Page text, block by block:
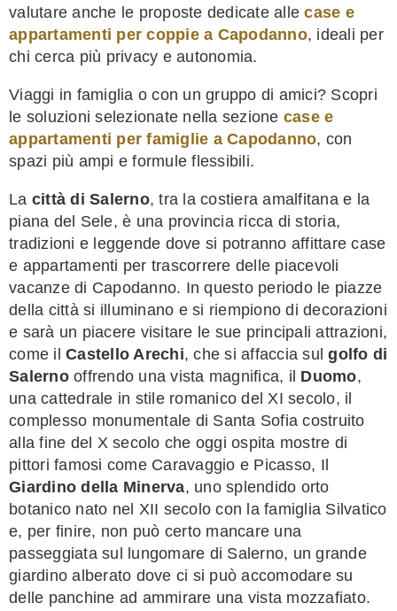
valutare anche le proposte dedicate allecase e
appartamenti per coppie a Capodanno, ideali per
chi cerca più privacy e autonomia.
Viaggi in famiglia o con un gruppo di amici? Scopri
le soluzioni selezionate nella sezione case e
appartamenti per famiglie a Capodanno, con
spazi più ampi e formule flessibili.
La città di Salerno, tra la costiera amalfitana e la
piana del Sele, è una provincia ricca di storia,
tradizioni e leggende dove si potranno affittare case
e appartamenti per trascorrere delle piacevoli
vacanze di Capodanno. In questo periodo le piazze
della città si illuminano e si riempiono di decorazioni
e sarà un piacere visitare le sue principali attrazioni,
come il Castello Arechi, che si affaccia sulgolfo di
Salernooffrendo una vista magnifica, il Duomo,
una cattedrale in stile romanico del XI secolo, il
complesso monumentale di Santa Sofia costruito
alla fine del X secolo che oggi ospita mostre di
pittori famosi come Caravaggio e Picasso, Il
Giardino della Minerva, uno splendido orto
botanico nato nel XII secolo con la famiglia Silvatico
e, per finire, non può certo mancare una
passeggiata sul lungomare di Salerno, un grande
giardino alberato dove ci si può accomodare su
delle panchine ad ammirare una vista mozzafiato.